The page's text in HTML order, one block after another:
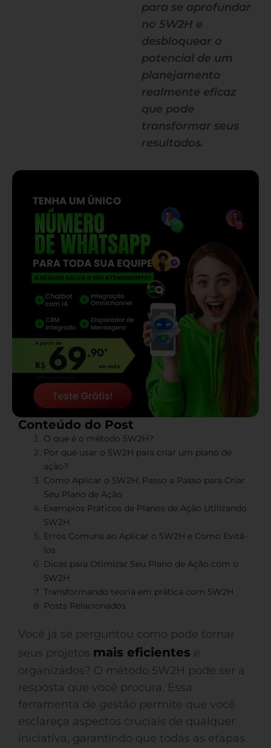
para se aprofundar
no 5W2H e
desbloquear o
potencial de um
planejamento
realmente eficaz
que pode
transformar seus
resultados.
Conteúdo do Post
O que é o método 5W2H?
Por que usar o 5W2H para criar um plano de
ação?
Como Aplicar o 5W2H: Passo a Passo para Criar
Seu Plano de Ação
Exemplos Práticos de Planos de Ação Utilizando
5W2H
Erros Comuns ao Aplicar o 5W2H e Como Evitá-
los
Dicas para Otimizar Seu Plano de Ação com o
5W2H
Transformando teoria em prática com 5W2H
Posts Relacionados
Você já se perguntou como pode tornar
seus projetos mais eficientes e
organizados? O método 5W2H pode ser a
resposta que você procura. Essa
ferramenta de gestão permite que você
esclareça aspectos cruciais de qualquer
iniciativa, garantindo que todas as etapas